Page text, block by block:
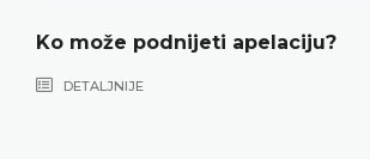
Ko može podnijeti apelaciju?
DETALJNIJE